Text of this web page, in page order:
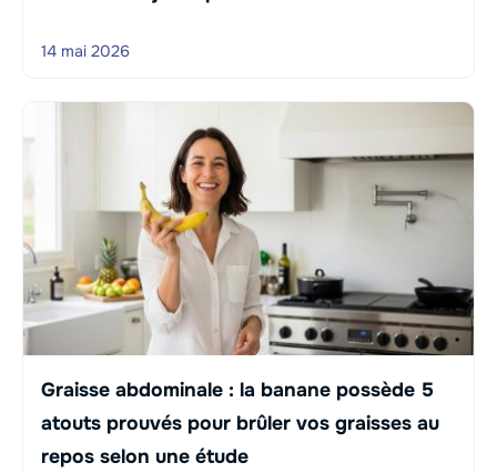
14 mai 2026
Graisse abdominale : la banane possède 5
atouts prouvés pour brûler vos graisses au
repos selon une étude